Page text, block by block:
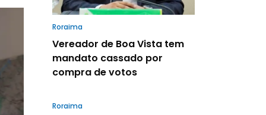
Roraima
Vereador de Boa Vista tem
mandato cassado por
compra de votos
Roraima